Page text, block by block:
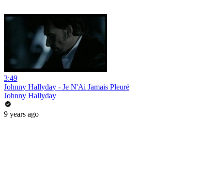
3:49
Johnny Hallyday - Je N'Ai Jamais Pleuré
Johnny Hallyday
9 years ago